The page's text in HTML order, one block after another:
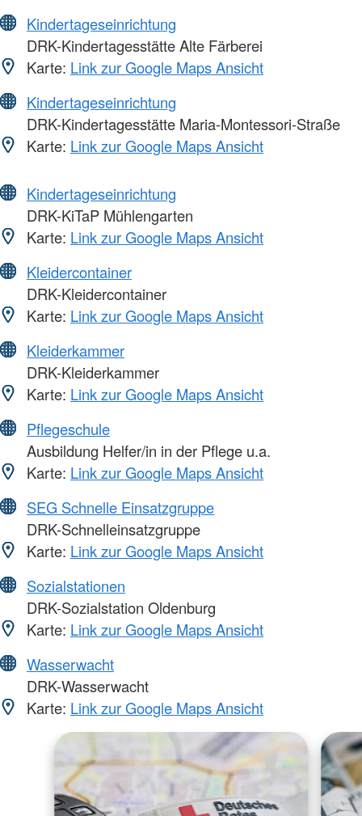
Kindertageseinrichtung
DRK-Kindertagesstätte Alte Färberei
Karte: Link zur Google Maps Ansicht
Kindertageseinrichtung
DRK-Kindertagesstätte Maria-Montessori-Straße
Karte: Link zur Google Maps Ansicht
Kindertageseinrichtung
DRK-KiTaP Mühlengarten
Karte: Link zur Google Maps Ansicht
Kleidercontainer
DRK-Kleidercontainer
Karte: Link zur Google Maps Ansicht
Kleiderkammer
DRK-Kleiderkammer
Karte: Link zur Google Maps Ansicht
Pflegeschule
Ausbildung Helfer/in in der Pflege u.a.
Karte: Link zur Google Maps Ansicht
SEG Schnelle Einsatzgruppe
DRK-Schnelleinsatzgruppe
Karte: Link zur Google Maps Ansicht
Sozialstationen
DRK-Sozialstation Oldenburg
Karte: Link zur Google Maps Ansicht
Wasserwacht
DRK-Wasserwacht
Karte: Link zur Google Maps Ansicht